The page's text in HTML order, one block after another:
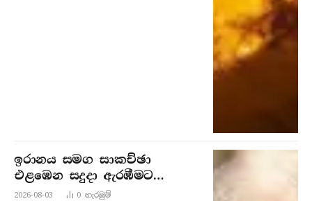
ඉරානය සමග සාකච්ඡා
එළඹෙන සදුදා ඇරඹීමට
ජනපති ට්‍රම්ප් සූදානමින්
2026-08-03 0 නැරඹු​ම්